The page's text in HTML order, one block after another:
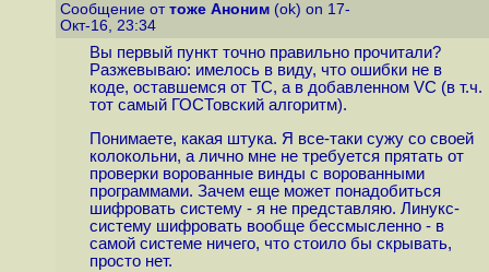
Сообщение от тоже Аноним (ok) on 17-
Окт-16, 23:34
Вы первый пункт точно правильно прочитали?
Разжевываю: имелось в виду, что ошибки не в
коде, оставшемся от ТС, а в добавленном VC (в т.ч.
тот самый ГОСТовский алгоритм).
Понимаете, какая штука. Я все-таки сужу со своей
колокольни, а лично мне не требуется прятать от
проверки ворованные винды с ворованными
программами. Зачем еще может понадобиться
шифровать систему - я не представляю. Линукс-
систему шифровать вообще бессмысленно - в
самой системе ничего, что стоило бы скрывать,
просто нет.